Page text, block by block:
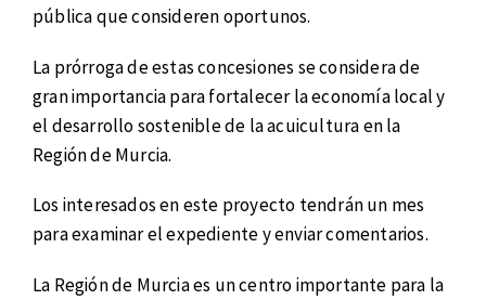
pública que consideren oportunos.
La prórroga de estas concesiones se considera de
gran importancia para fortalecer la economía local y
el desarrollo sostenible de la acuicultura en la
Región de Murcia.
Los interesados en este proyecto tendrán un mes
para examinar el expediente y enviar comentarios.
La Región de Murcia es un centro importante para la